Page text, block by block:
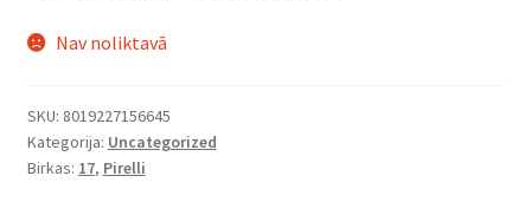
Nav noliktavā
SKU: 8019227156645
Kategorija: Uncategorized
Birkas: 17, Pirelli